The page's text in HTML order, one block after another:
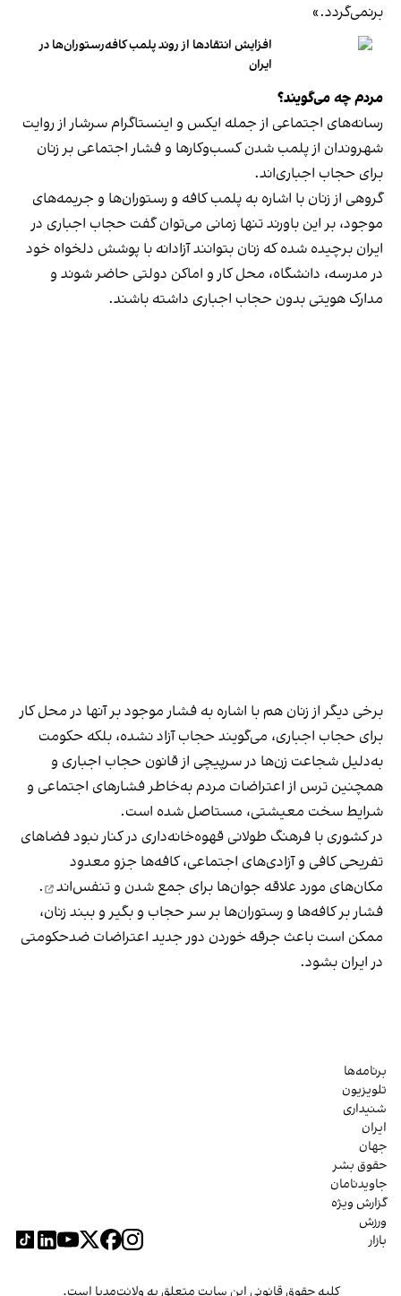
برنمی‎‌گردد.»
افزایش انتقادها از روند پلمب کافه‌رستوران‌ها در
ایران
مردم چه می‌گویند؟
رسانه‎‌های اجتماعی از جمله ایکس و اینستاگرام سرشار از روایت
شهروندان از پلمب شدن کسب‌وکارها و فشار اجتماعی بر زنان
برای حجاب اجباری‌اند.
گروهی از زنان با اشاره به پلمب کافه و رستوران‌ها و جریمه‌های
موجود، بر این باورند تنها زمانی می‌توان گفت حجاب اجباری در
ایران برچیده شده که زنان بتوانند آزادانه با پوشش دلخواه خود
در مدرسه، دانشگاه، محل کار و اماکن دولتی حاضر شوند و
مدارک هویتی بدون حجاب اجباری داشته باشند.
برخی دیگر از زنان هم با اشاره به فشار موجود بر آنها در محل کار
برای حجاب اجباری، می‌گویند حجاب آزاد نشده، بلکه حکومت
به‌دلیل شجاعت زن‌ها در سرپیچی از قانون حجاب اجباری و
همچنین ترس از اعتراضات مردم به‌خاطر فشارهای اجتماعی و
شرایط سخت معیشتی، مستاصل شده است.
در کشوری با فرهنگ طولانی قهوه‌‌خانه‌داری در کنار نبود فضاهای
تفریحی کافی و آزادی‌های اجتماعی، کافه‌ها جزو معدود
مکان‌های مورد علاقه جوان‌ها برای جمع شدن و تنفس‌اند
.
فشار بر کافه‌ها و رستوران‌ها بر سر حجاب و بگیر و ببند زنان،
ممکن است باعث جرقه خوردن دور جدید اعتراضات ضدحکومتی
در ایران بشود.
برنامه‌ها
تلویزیون
شنیداری
ایران
جهان
حقوق بشر
جاویدنامان
گزارش ویژه
ورزش
بازار